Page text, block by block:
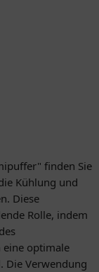
finden Sie
Kühlung und
Diese
Rolle, indem
eine optimale
Die Verwendung